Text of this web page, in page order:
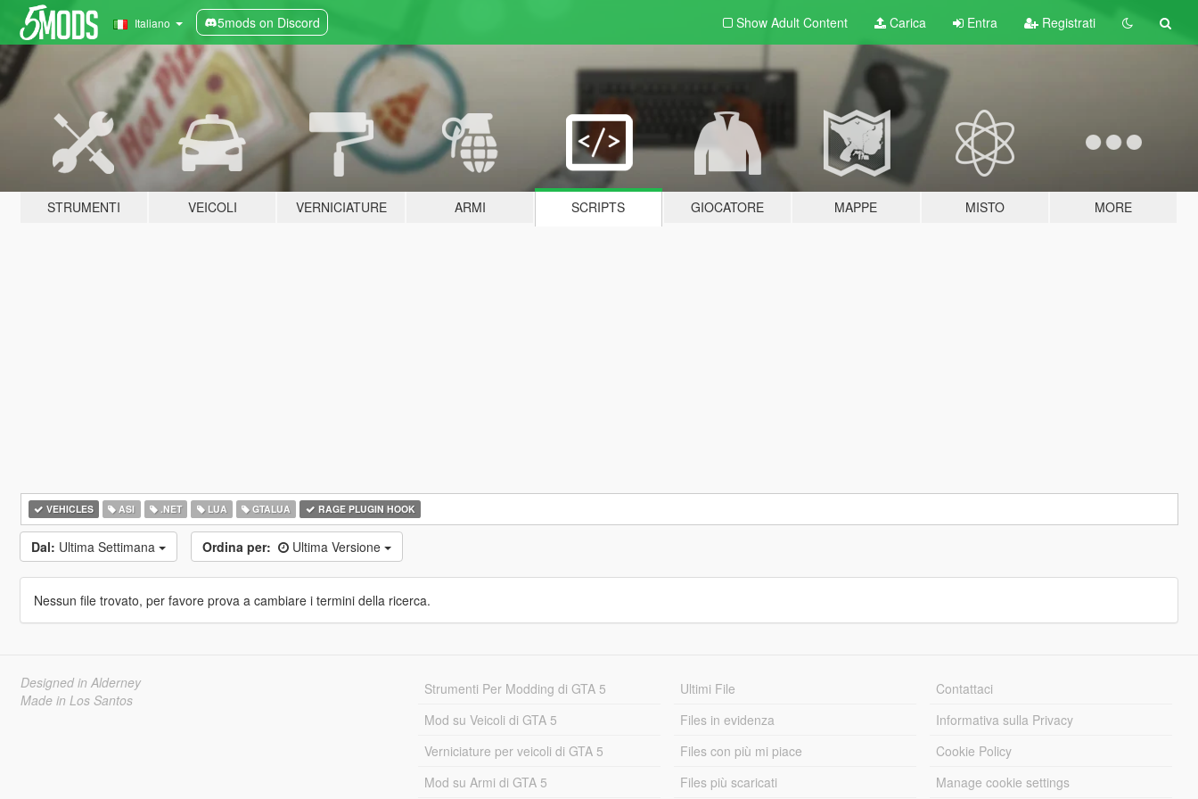
Italiano 5mods on Discord Show Adult Content Carica Entra Registrati
STRUMENTI VEICOLI VERNICIATURE ARMI SCRIPTS GIOCATORE MAPPE MISTO MORE
VEHICLES ASI .NET LUA GTALUA RAGE PLUGIN HOOK
Dal: Ultima Settimana Ordina per: Ultima Versione
Nessun file trovato, per favore prova a cambiare i termini della ricerca.
Designed in Alderney
Made in Los Santos
Strumenti Per Modding di GTA 5
Mod su Veicoli di GTA 5
Verniciature per veicoli di GTA 5
Mod su Armi di GTA 5
Ultimi File
Files in evidenza
Files con più mi piace
Files più scaricati
Contattaci
Informativa sulla Privacy
Cookie Policy
Manage cookie settings